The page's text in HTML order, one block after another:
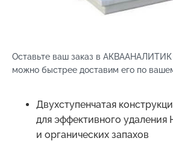
Оставьте ваш заказ в
можно быстрее доставим его по
Двухступенчатая
для эффективного удаления
и органических запахов